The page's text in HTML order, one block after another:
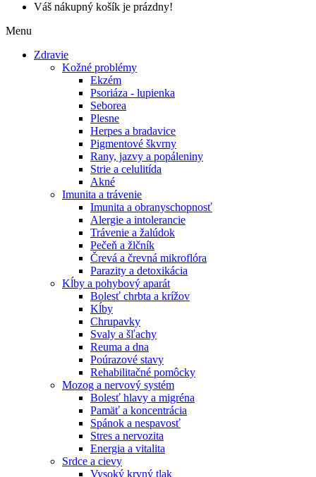
Váš nákupný košík je prázdny!
Menu
Zdravie
Kožné problémy
Ekzém
Psoriáza - lupienka
Seborea
Plesne
Herpes a bradavice
Pigmentové škvrny
Rany, jazvy a popáleniny
Strie a celulitída
Akné
Imunita a trávenie
Imunita a obranyschopnosť
Alergie a intolerancie
Trávenie a žalúdok
Pečeň a žlčník
Črevá a črevná mikroflóra
Parazity a detoxikácia
Kĺby a pohybový aparát
Bolesť chrbta a krížov
Kĺby
Chrupavky
Svaly a šľachy
Reuma a dna
Poúrazové stavy
Rehabilitačné pomôcky
Mozog a nervový systém
Bolesť hlavy a migréna
Pamäť a koncentrácia
Spánok a nespavosť
Stres a nervozita
Energia a vitalita
Srdce a cievy
Vysoký krvný tlak